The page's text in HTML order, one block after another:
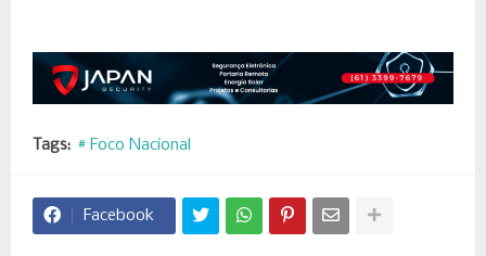
Tags: # Foco Nacional
Facebook